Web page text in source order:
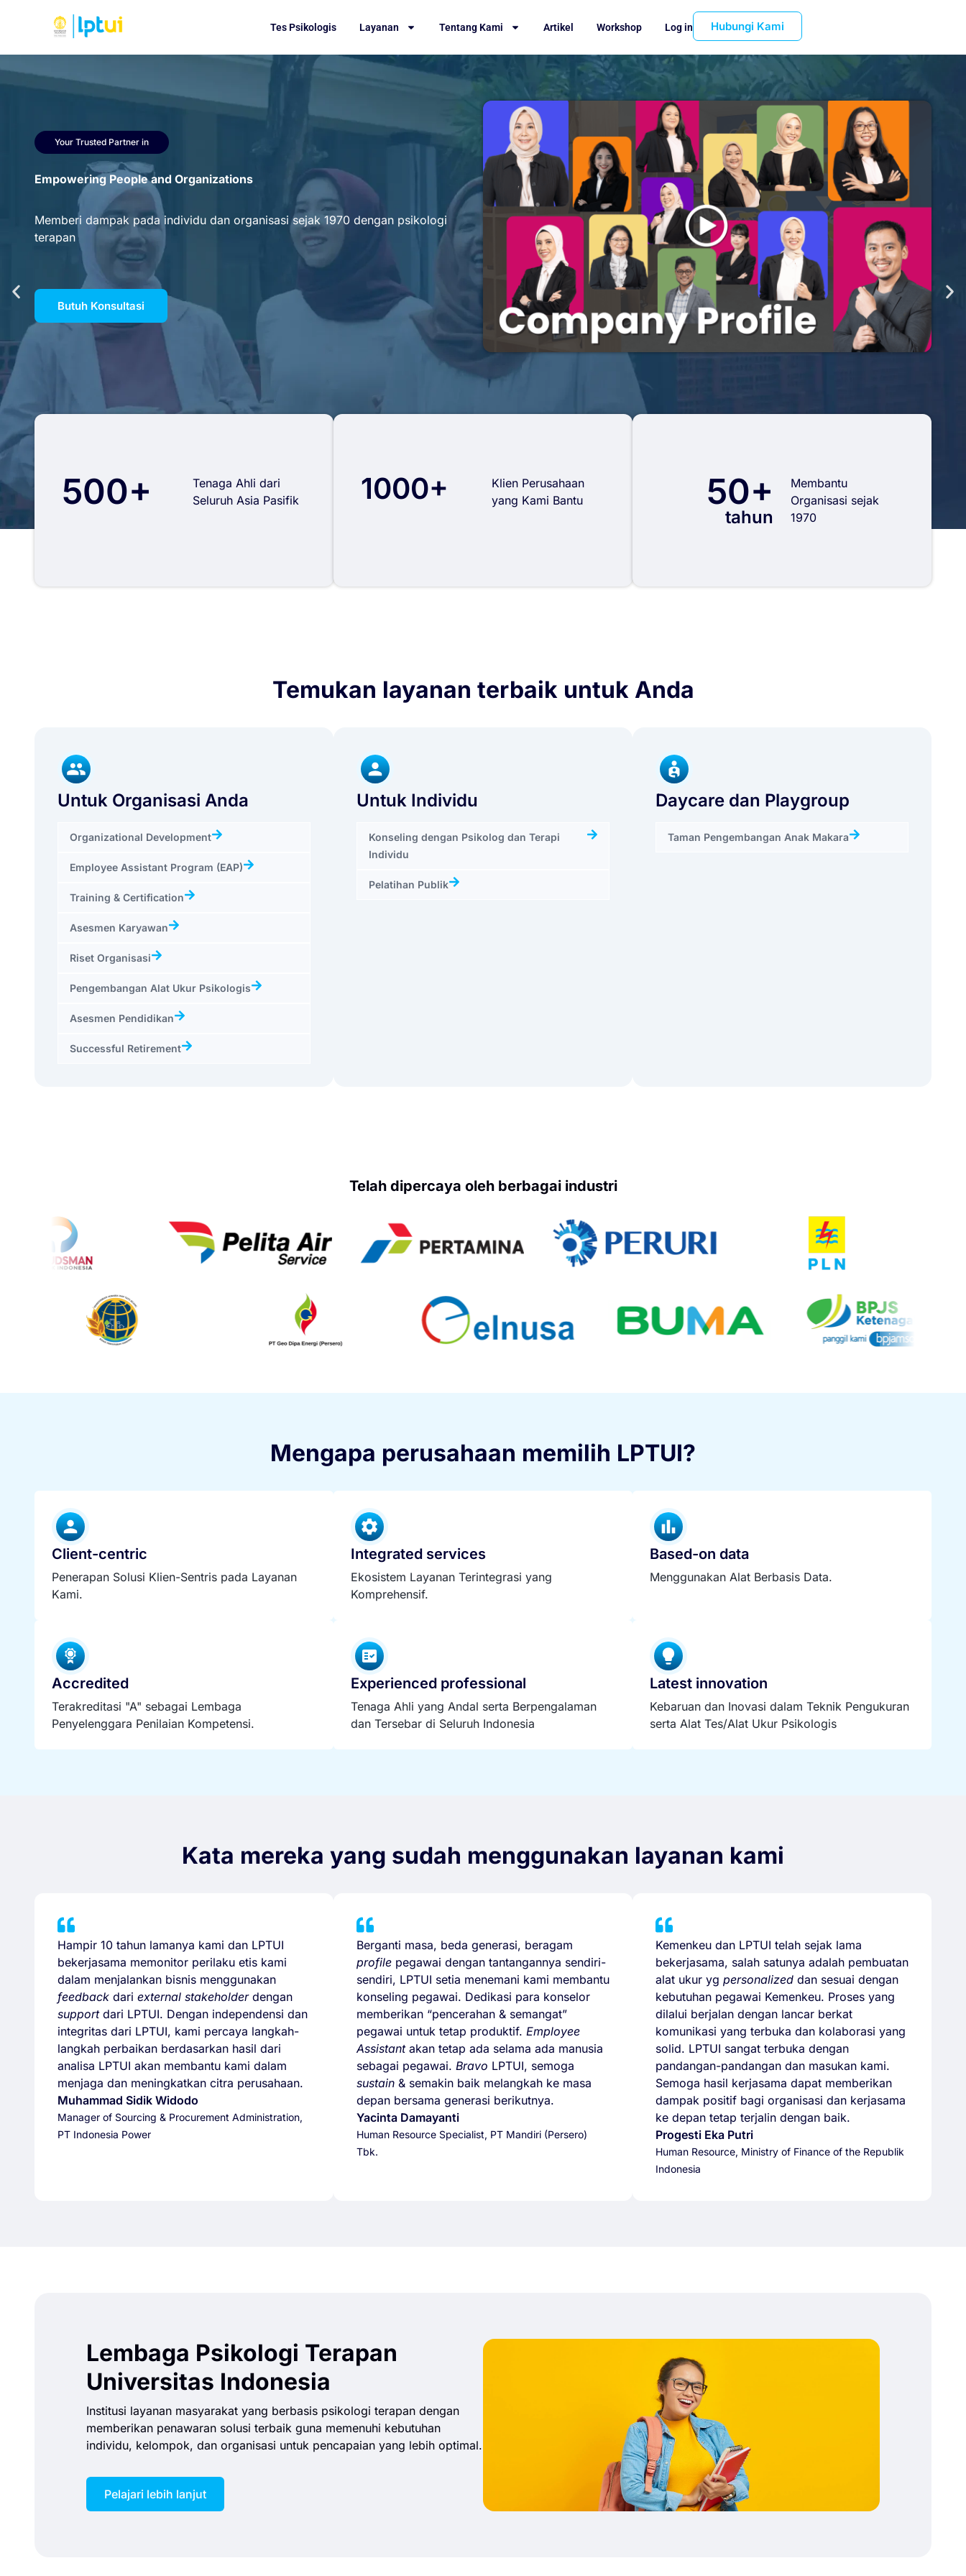
Tes Psikologis Layanan Tentang Kami Artikel Workshop Log in Hubungi Kami
Your Trusted Partner in
Empowering People and Organizations
Memberi dampak pada individu dan organisasi sejak 1970 dengan psikologi
terapan
Butuh Konsultasi
500+
Tenaga Ahli dari
Seluruh Asia Pasifik
1000+
Klien Perusahaan
yang Kami Bantu
50+
tahun
Membantu
Organisasi sejak
1970
Temukan layanan terbaik untuk Anda
Untuk Organisasi Anda
Organizational Development
Employee Assistant Program (EAP)
Training & Certification
Asesmen Karyawan
Riset Organisasi
Pengembangan Alat Ukur Psikologis
Asesmen Pendidikan
Successful Retirement
Untuk Individu
Konseling dengan Psikolog dan Terapi
Individu
Pelatihan Publik
Daycare dan Playgroup
Taman Pengembangan Anak Makara
Telah dipercaya oleh berbagai industri
Mengapa perusahaan memilih LPTUI?
Client-centric
Penerapan Solusi Klien-Sentris pada Layanan
Kami.
Integrated services
Ekosistem Layanan Terintegrasi yang
Komprehensif.
Based-on data
Menggunakan Alat Berbasis Data.
Accredited
Terakreditasi "A" sebagai Lembaga
Penyelenggara Penilaian Kompetensi.
Experienced professional
Tenaga Ahli yang Andal serta Berpengalaman
dan Tersebar di Seluruh Indonesia
Latest innovation
Kebaruan dan Inovasi dalam Teknik Pengukuran
serta Alat Tes/Alat Ukur Psikologis
Kata mereka yang sudah menggunakan layanan kami
Hampir 10 tahun lamanya kami dan LPTUI
bekerjasama memonitor perilaku etis kami
dalam menjalankan bisnis menggunakan
feedback dari external stakeholderdengan
supportdari LPTUI. Dengan independensi dan
integritas dari LPTUI, kami percaya langkah-
langkah perbaikan berdasarkan hasil dari
analisa LPTUI akan membantu kami dalam
menjaga dan meningkatkan citra perusahaan.
Muhammad Sidik Widodo
Manager of Sourcing & Procurement Administration,
PT Indonesia Power
Berganti masa, beda generasi, beragam
profile pegawai dengan tantangannya sendiri-
sendiri, LPTUI setia menemani kami membantu
konseling pegawai. Dedikasi para konselor
memberikan “pencerahan & semangat”
pegawai untuk tetap produktif. Employee
Assistantakan tetap ada selama ada manusia
sebagai pegawai. Bravo LPTUI, semoga
sustain & semakin baik melangkah ke masa
depan bersama generasi berikutnya.
Yacinta Damayanti
Human Resource Specialist, PT Mandiri (Persero)
Tbk.
Kemenkeu dan LPTUI telah sejak lama
bekerjasama, salah satunya adalah pembuatan
alat ukur yg personalized dan sesuai dengan
kebutuhan pegawai Kemenkeu. Proses yang
dilalui berjalan dengan lancar berkat
komunikasi yang terbuka dan kolaborasi yang
solid. LPTUI sangat terbuka dengan
pandangan-pandangan dan masukan kami.
Semoga hasil kerjasama dapat memberikan
dampak positif bagi organisasi dan kerjasama
ke depan tetap terjalin dengan baik.
Progesti Eka Putri
Human Resource, Ministry of Finance of the Republik
Indonesia
Lembaga Psikologi Terapan
Universitas Indonesia
Institusi layanan masyarakat yang berbasis psikologi terapan dengan
memberikan penawaran solusi terbaik guna memenuhi kebutuhan
individu, kelompok, dan organisasi untuk pencapaian yang lebih optimal.
Pelajari lebih lanjut